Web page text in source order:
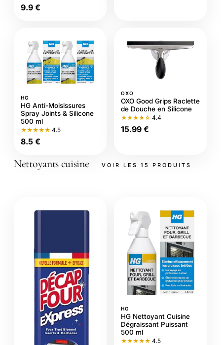
9.9 €
HG
HG Anti-Moisissures
Spray Joints & Silicone
500 ml
★★★★★ 4.5
8.5 €
OXO
OXO Good Grips Raclette
de Douche en Silicone
★★★★☆ 4.4
15.99 €
Nettoyants cuisine VOIR LES 15 PRODUITS
HG
HG Nettoyant Cuisine
Dégraissant Puissant
500 ml
★★★★★ 4.5